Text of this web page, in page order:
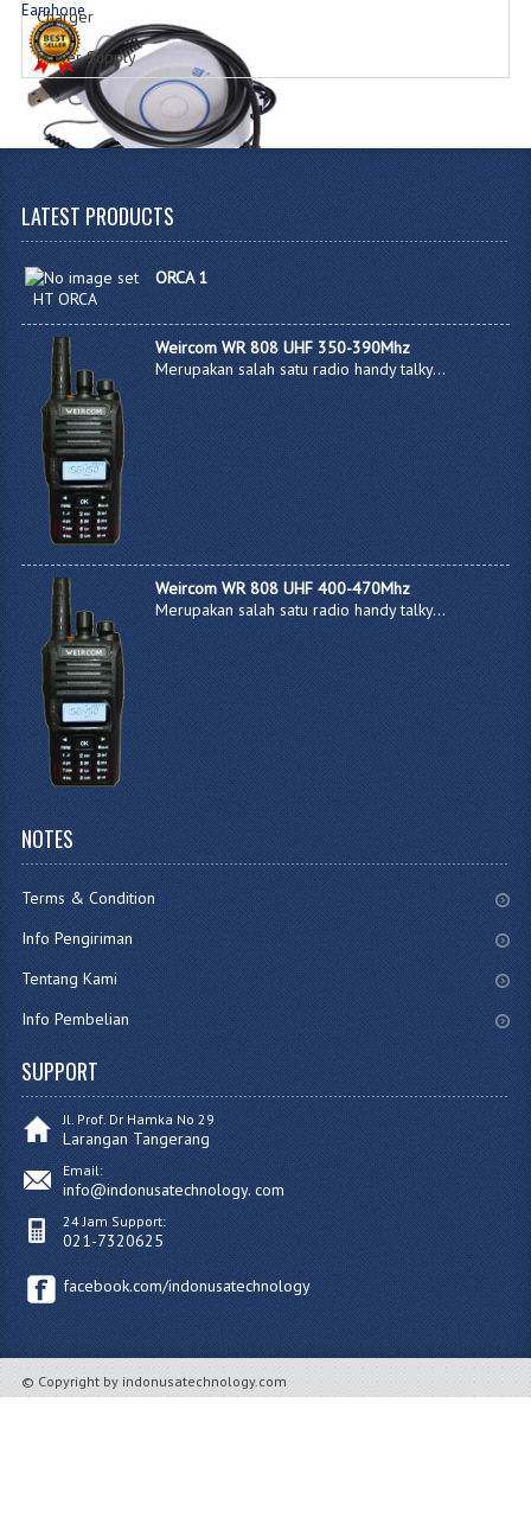
Earphone
Jenis Tipe Earphone
Accesories
Accesories HT
Charger
Power Supply
LATEST PRODUCTS
ORCA 1
HT ORCA
Weircom WR 808 UHF 350-390Mhz
Merupakan salah satu radio handy talky...
Weircom WR 808 UHF 400-470Mhz
Merupakan salah satu radio handy talky...
NOTES
Terms & Condition
Info Pengiriman
Tentang Kami
Info Pembelian
SUPPORT
Jl. Prof. Dr Hamka No 29
Larangan Tangerang
Email:
info@indonusatechnology. com
24 Jam Support:
021-7320625
facebook.com/indonusatechnology
© Copyright by indonusatechnology.com